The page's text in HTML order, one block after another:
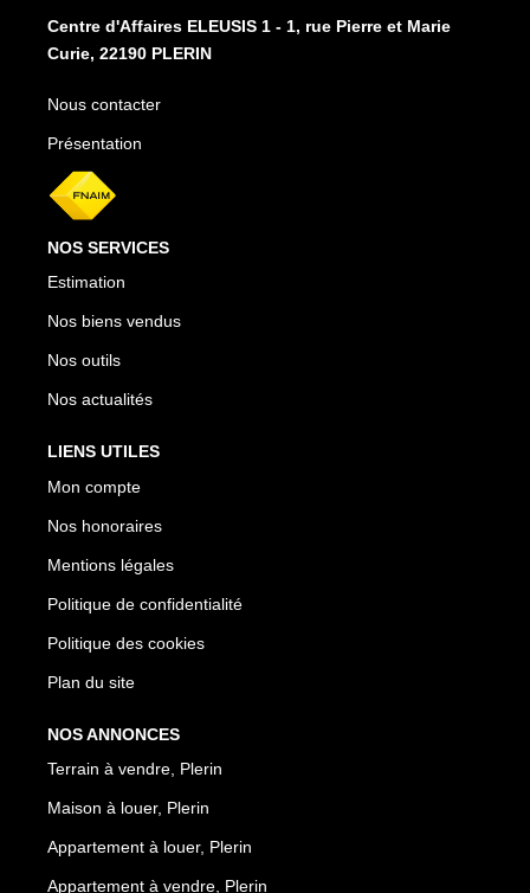
Centre d'Affaires ELEUSIS 1 - 1, rue Pierre et Marie
Curie, 22190 PLERIN
Nous contacter
Présentation
NOS SERVICES
Estimation
Nos biens vendus
Nos outils
Nos actualités
LIENS UTILES
Mon compte
Nos honoraires
Mentions légales
Politique de confidentialité
Politique des cookies
Plan du site
NOS ANNONCES
Terrain à vendre, Plerin
Maison à louer, Plerin
Appartement à louer, Plerin
Appartement à vendre, Plerin